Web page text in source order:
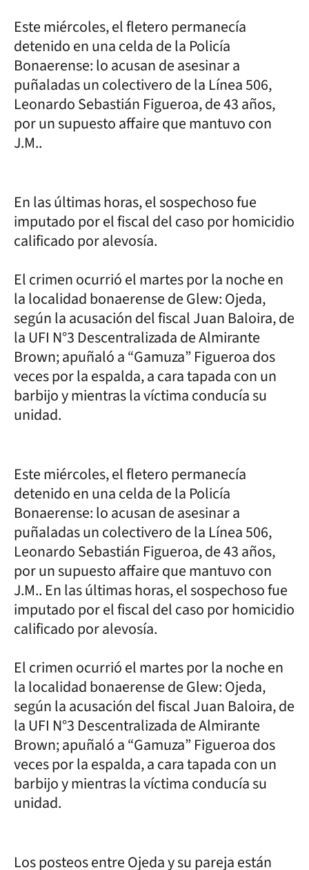
Este miércoles, el fletero permanecía
detenido en una celda de la Policía
Bonaerense: lo acusan de asesinar a
puñaladas un colectivero de la Línea 506,
Leonardo Sebastián Figueroa, de 43 años,
por un supuesto affaire que mantuvo con
J.M..
En las últimas horas, el sospechoso fue
imputado por el fiscal del caso por homicidio
calificado por alevosía.
El crimen ocurrió el martes por la noche en
la localidad bonaerense de Glew: Ojeda,
según la acusación del fiscal Juan Baloira, de
la UFI N°3 Descentralizada de Almirante
Brown; apuñaló a “Gamuza” Figueroa dos
veces por la espalda, a cara tapada con un
barbijo y mientras la víctima conducía su
unidad.
Este miércoles, el fletero permanecía
detenido en una celda de la Policía
Bonaerense: lo acusan de asesinar a
puñaladas un colectivero de la Línea 506,
Leonardo Sebastián Figueroa, de 43 años,
por un supuesto affaire que mantuvo con
J.M.. En las últimas horas, el sospechoso fue
imputado por el fiscal del caso por homicidio
calificado por alevosía.
El crimen ocurrió el martes por la noche en
la localidad bonaerense de Glew: Ojeda,
según la acusación del fiscal Juan Baloira, de
la UFI N°3 Descentralizada de Almirante
Brown; apuñaló a “Gamuza” Figueroa dos
veces por la espalda, a cara tapada con un
barbijo y mientras la víctima conducía su
unidad.
Los posteos entre Ojeda y su pareja están